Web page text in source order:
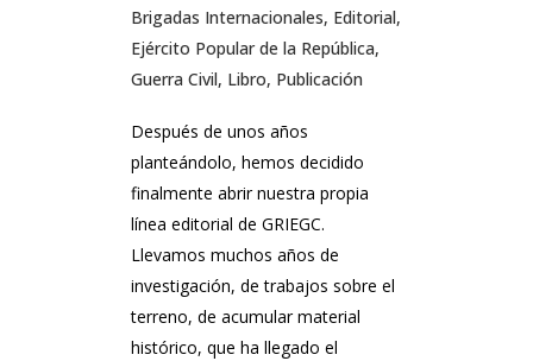
Brigadas Internacionales, Editorial,
Ejército Popular de la República,
Guerra Civil, Libro, Publicación
Después de unos años
planteándolo, hemos decidido
finalmente abrir nuestra propia
línea editorial de GRIEGC.
Llevamos muchos años de
investigación, de trabajos sobre el
terreno, de acumular material
histórico, que ha llegado el